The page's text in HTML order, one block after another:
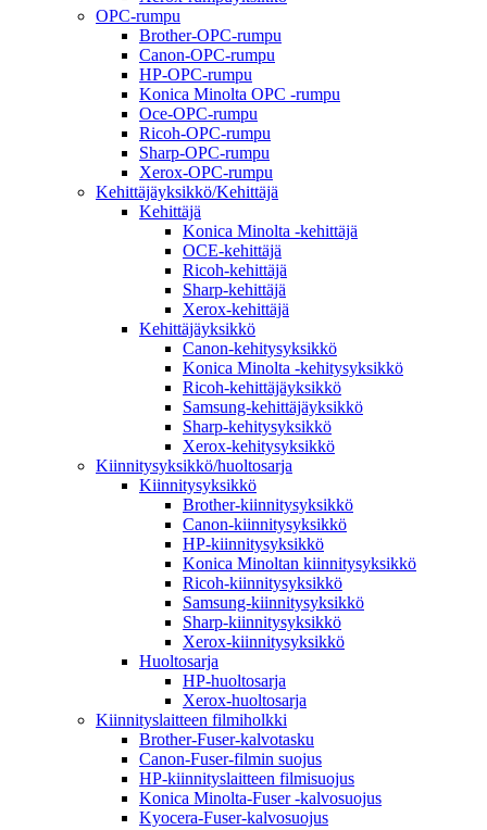
OPC-rumpu
Brother-OPC-rumpu
Canon-OPC-rumpu
HP-OPC-rumpu
Konica Minolta OPC -rumpu
Oce-OPC-rumpu
Ricoh-OPC-rumpu
Sharp-OPC-rumpu
Xerox-OPC-rumpu
Kehittäjäyksikkö/Kehittäjä
Kehittäjä
Konica Minolta -kehittäjä
OCE-kehittäjä
Ricoh-kehittäjä
Sharp-kehittäjä
Xerox-kehittäjä
Kehittäjäyksikkö
Canon-kehitysyksikkö
Konica Minolta -kehitysyksikkö
Ricoh-kehittäjäyksikkö
Samsung-kehittäjäyksikkö
Sharp-kehitysyksikkö
Xerox-kehitysyksikkö
Kiinnitysyksikkö/huoltosarja
Kiinnitysyksikkö
Brother-kiinnitysyksikkö
Canon-kiinnitysyksikkö
HP-kiinnitysyksikkö
Konica Minoltan kiinnitysyksikkö
Ricoh-kiinnitysyksikkö
Samsung-kiinnitysyksikkö
Sharp-kiinnitysyksikkö
Xerox-kiinnitysyksikkö
Huoltosarja
HP-huoltosarja
Xerox-huoltosarja
Kiinnityslaitteen filmiholkki
Brother-Fuser-kalvotasku
Canon-Fuser-filmin suojus
HP-kiinnityslaitteen filmisuojus
Konica Minolta-Fuser -kalvosuojus
Kyocera-Fuser-kalvosuojus